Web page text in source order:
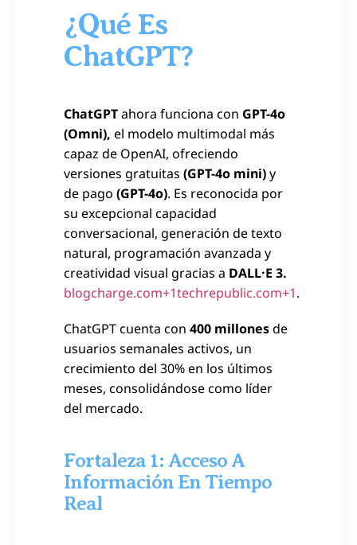
¿Qué Es
ChatGPT?
ChatGPTahora funciona con GPT-4o
(Omni), el modelo multimodal más
capaz de OpenAI, ofreciendo
versiones gratuitas (GPT-4o mini)y
de pago (GPT-4o). Es reconocida por
su excepcional capacidad
conversacional, generación de texto
natural, programación avanzada y
creatividad visual gracias a DALL·E 3.
blogcharge.com+1techrepublic.com+1.
ChatGPT cuenta con 400 millonesde
usuarios semanales activos, un
crecimiento del 30% en los últimos
meses, consolidándose como líder
del mercado.
Fortaleza 1: Acceso A
Información En Tiempo
Real